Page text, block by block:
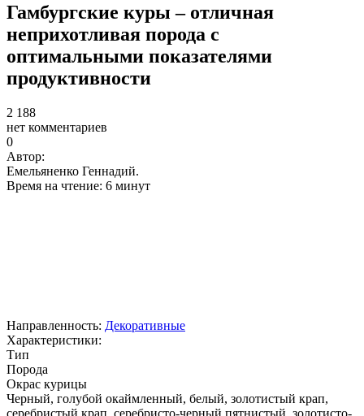
Гамбургские куры – отличная
неприхотливая порода с
оптимальными показателями
продуктивности
2 188
нет комментариев
0
Автор:
Емельяненко Геннадий.
Время на чтение: 6 минут
Направленность: Декоративные
Характеристики:
Тип
Порода
Окрас курицы
Черный, голубой окаймленный, белый, золотистый крап,
серебристый крап, серебристо-черный пятнистый, золотисто-